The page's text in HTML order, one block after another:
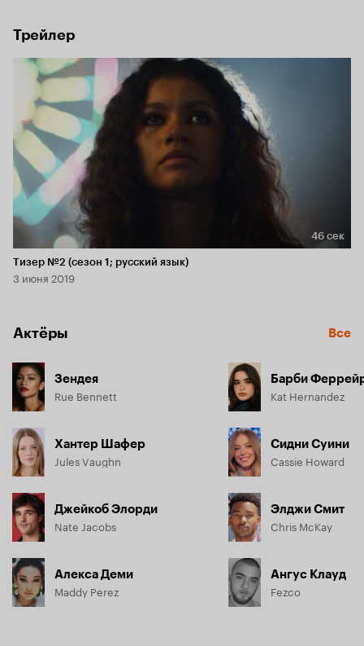
Трейлер
Длительность 46 сек
46 сек
Тизер №2 (сезон 1; русский язык)
3 июня 2019
Актёры Все
Зендея
Rue Bennett
Хантер Шафер
Jules Vaughn
Джейкоб Элорди
Nate Jacobs
Алекса Деми
Maddy Perez
Барби
Kat Hernandez
Сидни Суини
Cassie Howard
Элджи Смит
Chris McKay
Ангус Клауд
Fezco